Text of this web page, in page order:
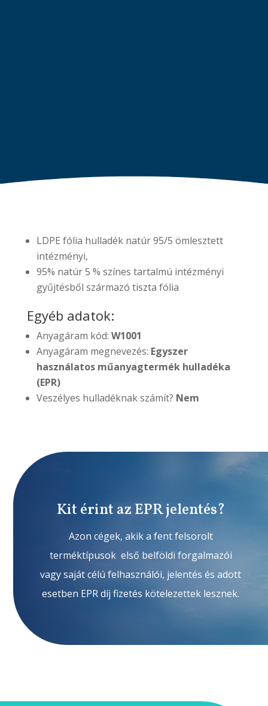
LDPE fólia hulladék natúr 95/5 ömlesztett
intézményi,
95% natúr 5 % színes tartalmú intézményi
gyűjtésből származó tiszta fólia
Egyéb adatok:
Anyagáram kód: W1001
Anyagáram megnevezés: Egyszer
használatos műanyagtermék hulladéka
(EPR)
Veszélyes hulladéknak számít? Nem
Kit érint az EPR jelentés?
Azon cégek, akik a fent felsorolt
terméktípusok első belföldi forgalmazói
vagy saját célú felhasználói, jelentés és adott
esetben EPR díj fizetés kötelezettek lesznek.